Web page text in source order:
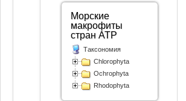
Морские
макрофиты
стран АТР
Таксономия
Chlorophyta
Ochrophyta
Rhodophyta